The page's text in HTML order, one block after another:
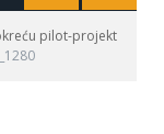
pilot-projekt